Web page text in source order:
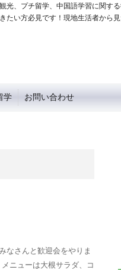
光、プチ留学、中国語学習に関す
たい方必見です！現地生活者から
学 お問い合わせ
なさんと歓迎会をやりま
ニューは大根サラダ、コ